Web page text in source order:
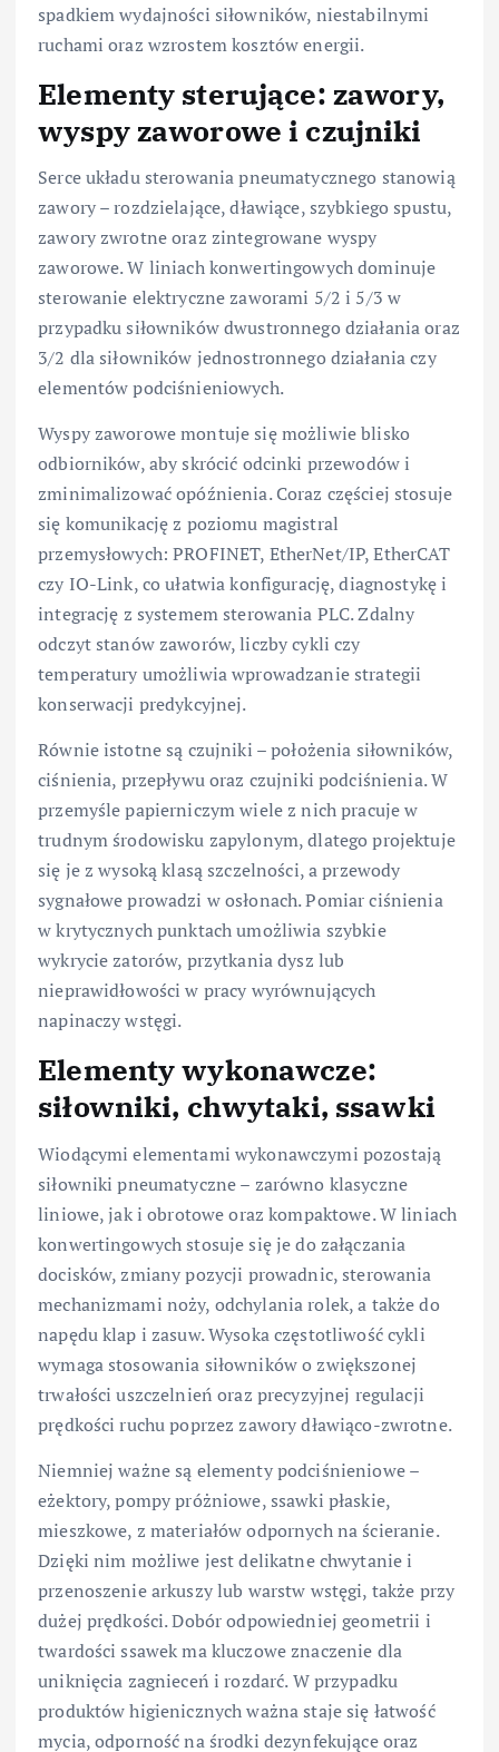
spadkiem wydajności siłowników, niestabilnymi
ruchami oraz wzrostem kosztów energii.
Elementy sterujące: zawory,
wyspy zaworowe i czujniki
Serce układu sterowania pneumatycznego stanowią
zawory – rozdzielające, dławiące, szybkiego spustu,
zawory zwrotne oraz zintegrowane wyspy
zaworowe. W liniach konwertingowych dominuje
sterowanie elektryczne zaworami 5/2 i 5/3 w
przypadku siłowników dwustronnego działania oraz
3/2 dla siłowników jednostronnego działania czy
elementów podciśnieniowych.
Wyspy zaworowe montuje się możliwie blisko
odbiorników, aby skrócić odcinki przewodów i
zminimalizować opóźnienia. Coraz częściej stosuje
się komunikację z poziomu magistral
przemysłowych: PROFINET, EtherNet/IP, EtherCAT
czy IO-Link, co ułatwia konfigurację, diagnostykę i
integrację z systemem sterowania PLC. Zdalny
odczyt stanów zaworów, liczby cykli czy
temperatury umożliwia wprowadzanie strategii
konserwacji predykcyjnej.
Równie istotne są czujniki – położenia siłowników,
ciśnienia, przepływu oraz czujniki podciśnienia. W
przemyśle papierniczym wiele z nich pracuje w
trudnym środowisku zapylonym, dlatego projektuje
się je z wysoką klasą szczelności, a przewody
sygnałowe prowadzi w osłonach. Pomiar ciśnienia
w krytycznych punktach umożliwia szybkie
wykrycie zatorów, przytkania dysz lub
nieprawidłowości w pracy wyrównujących
napinaczy wstęgi.
Elementy wykonawcze:
siłowniki, chwytaki, ssawki
Wiodącymi elementami wykonawczymi pozostają
siłowniki pneumatyczne – zarówno klasyczne
liniowe, jak i obrotowe oraz kompaktowe. W liniach
konwertingowych stosuje się je do załączania
docisków, zmiany pozycji prowadnic, sterowania
mechanizmami noży, odchylania rolek, a także do
napędu klap i zasuw. Wysoka częstotliwość cykli
wymaga stosowania siłowników o zwiększonej
trwałości uszczelnień oraz precyzyjnej regulacji
prędkości ruchu poprzez zawory dławiąco-zwrotne.
Niemniej ważne są elementy podciśnieniowe –
eżektory, pompy próżniowe, ssawki płaskie,
mieszkowe, z materiałów odpornych na ścieranie.
Dzięki nim możliwe jest delikatne chwytanie i
przenoszenie arkuszy lub warstw wstęgi, także przy
dużej prędkości. Dobór odpowiedniej geometrii i
twardości ssawek ma kluczowe znaczenie dla
uniknięcia zagnieceń i rozdarć. W przypadku
produktów higienicznych ważna staje się łatwość
mycia, odporność na środki dezynfekujące oraz